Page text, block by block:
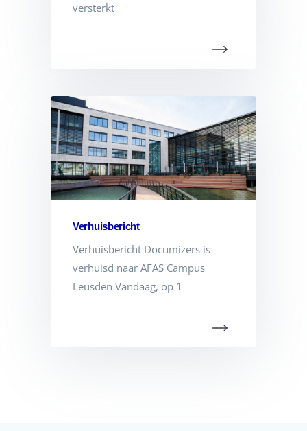
versterkt
Verhuisbericht
Verhuisbericht Documizers is
verhuisd naar AFAS Campus
Leusden Vandaag, op 1